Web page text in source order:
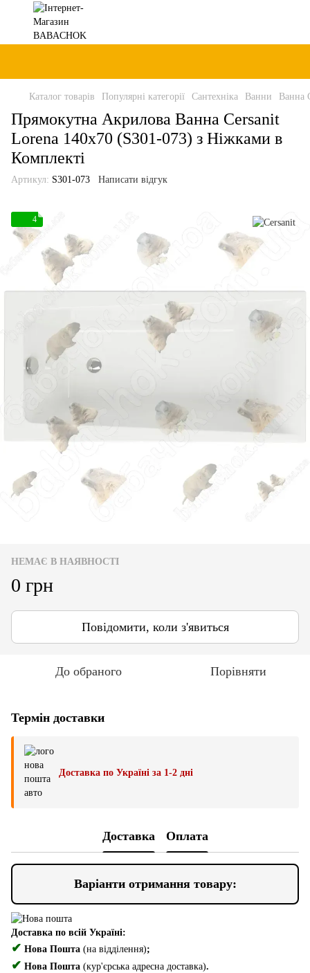
Каталог товарів Популярні категорії Сантехніка Ванни Ванна
Прямокутна Акрилова Ванна Cersanit
Lorena 140x70 (S301-073) з Ніжками в
Комплекті
Артикул: S301-073 Написати відгук
4
НЕМАЄ В НАЯВНОСТІ
0 грн
Повідомити, коли з'явиться
До обраного Порівняти
Термін доставки
Доставка по Україні за 1-2 дні
Доставка Оплата
Варіанти отримання товару:
Доставка по всій Україні:
✔ Нова Пошта (на відділення);
✔ Нова Пошта (кур'єрська адресна доставка).